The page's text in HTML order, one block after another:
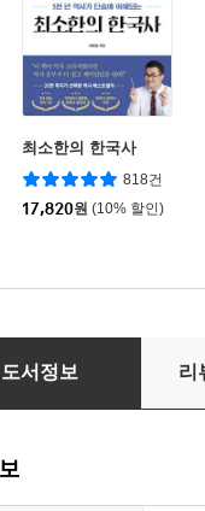
최소한의 한국사
818건
17,820원 (10% 할인)
로 충분한 두 사람 식탁
도서정보 리